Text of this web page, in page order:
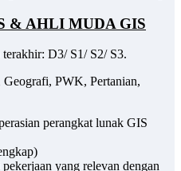
& AHLI MUDA GIS
D3/ S1/ S2/ S3.
PWK, Pertanian,
perangkat lunak GIS
yang relevan dengan